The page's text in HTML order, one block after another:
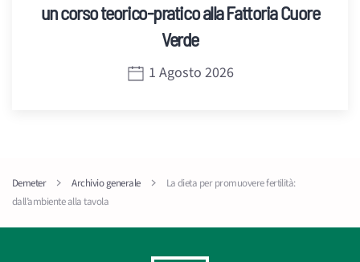
un corso teorico-pratico alla Fattoria Cuore
Verde
1 Agosto 2026
Demeter Archivio generale
La dieta per promuovere fertilità:
dall’ambiente alla tavola